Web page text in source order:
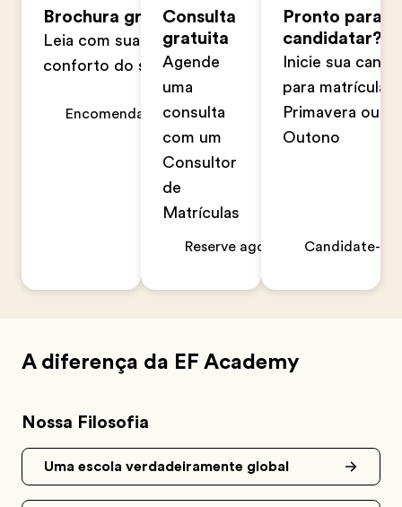
Brochura gratuita
Leia com sua família no
conforto do seu lar
Encomendar agora
Consulta
gratuita
Agende
uma
consulta
com um
Consultor
de
Matrículas
Reserve agora
Pronto para
candidatar?
Inicie sua
para matrícula
Primavera ou no
Outono
Candidate-se
A diferença da EF Academy
Nossa Filosofia
Uma escola verdadeiramente global